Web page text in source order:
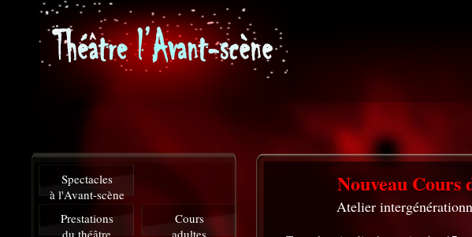
Spectacles
à l'Avant-scène
Prestations
du théâtre
Cours
adultes
Nouveau Cours
Atelier